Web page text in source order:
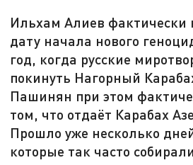
Ильхам Алиев фактически
дату начала нового
год, когда русские
покинуть Нагорный
Пашинян при этом
том, что отдаёт Карабах
Прошло уже несколько
которые так часто